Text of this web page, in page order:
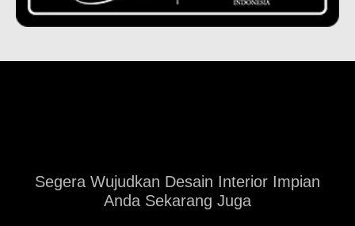
Segera Wujudkan Desain Interior Impian
Anda Sekarang Juga